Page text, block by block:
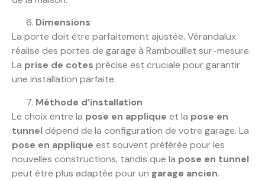
Dimensions
La porte doit être parfaitement ajustée. Vérandalux
réalise des portes de garage à Rambouillet sur-mesure.
La prise de cotes précise est cruciale pour garantir
une installation parfaite.
Méthode d’installation
Le choix entre la pose en applique et la pose en
tunneldépend de la configuration de votre garage. La
pose en applique est souvent préférée pour les
nouvelles constructions, tandis que la pose en tunnel
peut être plus adaptée pour un garage ancien.